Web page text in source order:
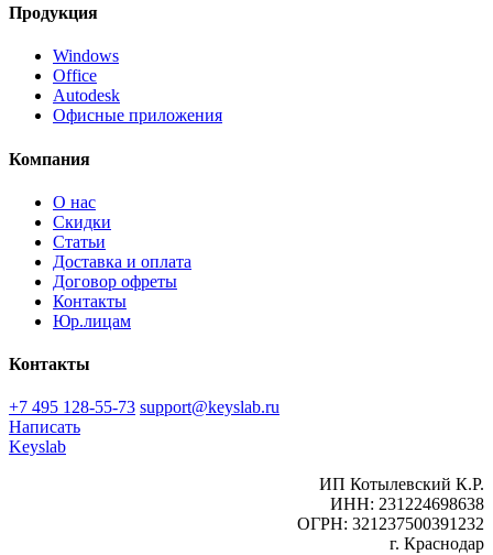
Продукция
Windows
Office
Autodesk
Офисные приложения
Компания
О нас
Скидки
Статьи
Доставка и оплата
Договор офреты
Контакты
Юр.лицам
Контакты
+7 495 128-55-73 support@keyslab.ru
Написать
Keyslab
ИП Котылевский К.Р.
ИНН: 231224698638
ОГРН: 321237500391232
г. Краснодар